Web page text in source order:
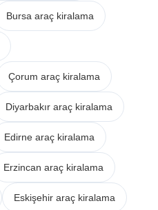
Bursa araç kiralama
Çorum araç kiralama
Diyarbakır araç kiralama
Edirne araç kiralama
Erzincan araç kiralama
Eskişehir araç kiralama